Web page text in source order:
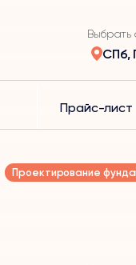
Выбрать
СПб,
Прайс-лист
Проектирование